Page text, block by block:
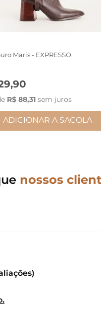
Maris - EXPRESSO
,90
R$ 88,31 sem juros
36
ADICIONAR A SACOLA
nossos